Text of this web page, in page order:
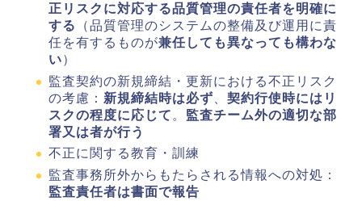
正リスクに対応する品質管理の責任者を明確に
する
（品質管理のシステムの整備及び運用に責
任を有するものが兼任しても異なっても構わな
い）
監査契約の新規締結・更新における不正リスク
の考慮： 新規締結時は必ず
契約行使時にはリ
スクの程度に応じて 。 監査チーム外の適切な部
署又は者が行う
不正に関する教育・訓練
監査事務所外からもたらされる情報への対処：
監査責任者は書面で報告